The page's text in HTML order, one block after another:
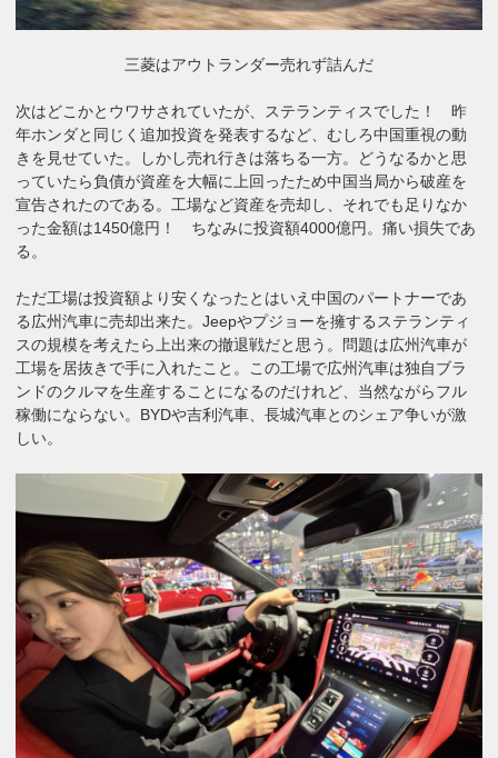
三菱はアウトランダー売れず詰んだ
次はどこかとウワサされていたが、ステランティスでした！ 昨
年ホンダと同じく追加投資を発表するなど、むしろ中国重視の動
きを見せていた。しかし売れ行きは落ちる一方。どうなるかと思
っていたら負債が資産を大幅に上回ったため中国当局から破産を
宣告されたのである。工場など資産を売却し、それでも足りなか
った金額は1450億円！ ちなみに投資額4000億円。痛い損失であ
る。
ただ工場は投資額より安くなったとはいえ中国のパートナーであ
る広州汽車に売却出来た。Jeepやプジョーを擁するステランティ
スの規模を考えたら上出来の撤退戦だと思う。問題は広州汽車が
工場を居抜きで手に入れたこと。この工場で広州汽車は独自ブラ
ンドのクルマを生産することになるのだけれど、当然ながらフル
稼働にならない。BYDや吉利汽車、長城汽車とのシェア争いが激
しい。